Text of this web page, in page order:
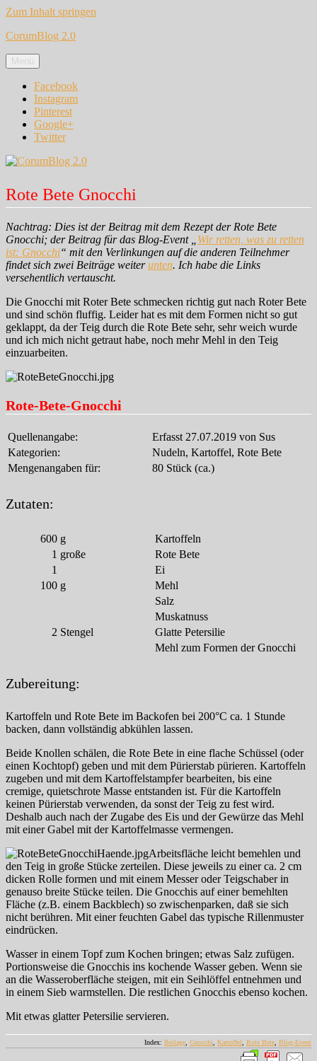
Zum Inhalt springen
CorumBlog 2.0
Menü
Facebook
Instagram
Pinterest
Google+
Twitter
Rote Bete Gnocchi
Nachtrag: Dies ist der Beitrag mit dem Rezept der Rote Bete
Gnocchi; der Beitrag für das Blog-Event „ Wir retten, was zu retten
ist: Gnocchi“ mit den Verlinkungen auf die anderen Teilnehmer
findet sich zwei Beiträge weiterunten. Ich habe die Links
versehentlich vertauscht.
Die Gnocchi mit Roter Bete schmecken richtig gut nach Roter Bete
und sind schön fluffig. Leider hat es mit dem Formen nicht so gut
geklappt, da der Teig durch die Rote Bete sehr, sehr weich wurde
und ich mich nicht getraut habe, noch mehr Mehl in den Teig
einzuarbeiten.
Rote-Bete-Gnocchi
Quellenangabe:
Erfasst 27.07.2019 von Sus
Kategorien:
Nudeln, Kartoffel, Rote Bete
Mengenangaben für:
80 Stück (ca.)
Zutaten:
600 g
Kartoffeln
1 große
Rote Bete
1
Ei
100 g
Mehl
Salz
Muskatnuss
2 Stengel
Glatte Petersilie
Mehl zum Formen der Gnocchi
Zubereitung:
Kartoffeln und Rote Bete im Backofen bei 200°C ca. 1 Stunde
backen, dann vollständig abkühlen lassen.
Beide Knollen schälen, die Rote Bete in eine flache Schüssel (oder
einen Kochtopf) geben und mit dem Pürierstab pürieren. Kartoffeln
zugeben und mit dem Kartoffelstampfer bearbeiten, bis eine
cremige, quietschrote Masse entstanden ist. Für die Kartoffeln
keinen Pürierstab verwenden, da sonst der Teig zu fest wird.
Deshalb auch nach der Zugabe des Eis und der Gewürze das Mehl
mit einer Gabel mit der Kartoffelmasse vermengen.
Arbeitsfläche leicht bemehlen und
den Teig in große Stücke zerteilen. Diese jeweils zu einer ca. 2 cm
dicken Rolle formen und mit einem Messer oder Teigschaber in
genauso breite Stücke teilen. Die Gnocchis auf einer bemehlten
Fläche (z.B. einem Backblech) so zwischenparken, daß sie sich
nicht berühren. Mit einer feuchten Gabel das typische Rillenmuster
eindrücken.
Wasser in einem Topf zum Kochen bringen; etwas Salz zufügen.
Portionsweise die Gnocchis ins kochende Wasser geben. Wenn sie
an die Wasseroberfläche steigen, mit ein Seihlöffel entnehmen und
in einem Sieb warmstellen. Die restlichen Gnocchis ebenso kochen.
Mit etwas glatter Petersilie servieren.
Index: Beilage, Gnocchi, Kartoffel, Rote Bete, Blog-Event